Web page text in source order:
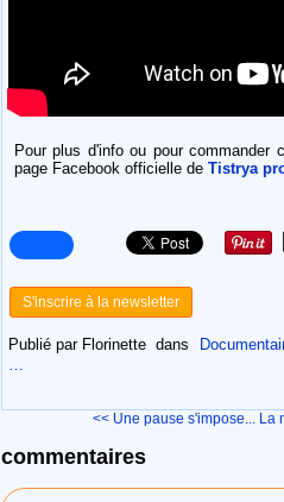
Pour plus d'info ou pour commander
page Facebook officielle de Tistrya
S'inscrire à la newsletter
Publié par Florinette dans
…
<< Une pause s'impose... La
commentaires